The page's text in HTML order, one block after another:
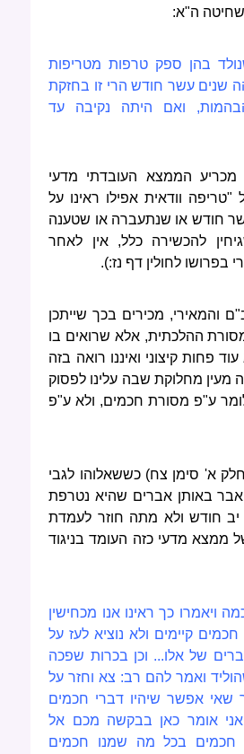
ה"א:
בהן ספק טרפות מטריפות
שנים עשר חודש הרי זו בחזקת
ואם היתה נקיבה עד
הממצא העובדתי מדעי
וודאית אפילו ראינו על
חודש או שנתעברה או שטענה
להכשירה כלל, אין לאחר
בפרושו לחולין דף נז:).
והמאירי, מכירים בכך שייתכן
ההלכתית, אלא שרואים בו
פחות קיצוני ואיננו רואה בזה
מעין מחלוקת שבה עלינו לפסוק
ע"פ מסורת חכמים, ולא ע"פ
א' סימן צח) כששאלוהו לגבי
באותן אברים שהיא נטרפת
חודש ולא מתה חוזר לעמדת
ממצא מדעי כזה העומד בניגוד
ויאמרו כך ראינו אנו מכחישין
קיימים ולא נוציא לעז על
של אלו... וכן בכרות שפכה
ואמר להם רב: צא וחזר על
שאי אפשר שיהיו דברי חכמים
אני אומר כאן בבקשה מכם אל
חכמים בכל מה שמנו חכמים